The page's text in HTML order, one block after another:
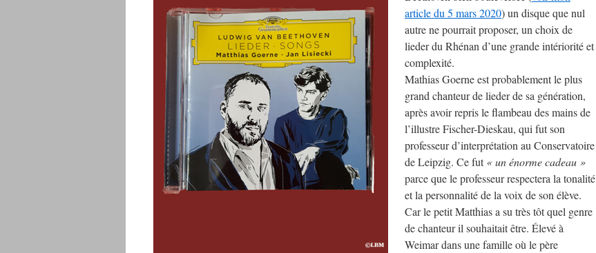
article du 5 mars 2020) un disque que nul
autre ne pourrait proposer, un choix de
lieder du Rhénan d’une grande intériorité et
complexité.
Mathias Goerne est probablement le plus
grand chanteur de lieder de sa génération,
après avoir repris le flambeau des mains de
l’illustre Fischer-Dieskau, qui fut son
professeur d’interprétation au Conservatoire
de Leipzig. Ce fut« un énorme cadeau »
parce que le professeur respectera la tonalité
et la personnalité de la voix de son élève.
Car le petit Matthias a su très tôt quel genre
de chanteur il souhaitait être. Élevé à
Weimar dans une famille où le père